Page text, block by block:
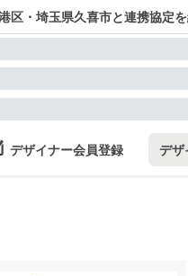
区・埼玉県久喜市と連携協定
デザイナー会員登録 デザ